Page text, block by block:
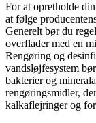
For at opretholde
at følge
Generelt bør du
overflader med en
Rengøring og
vandsløjfesystem
bakterier og
rengøringsmidler,
kalkaflejringer og